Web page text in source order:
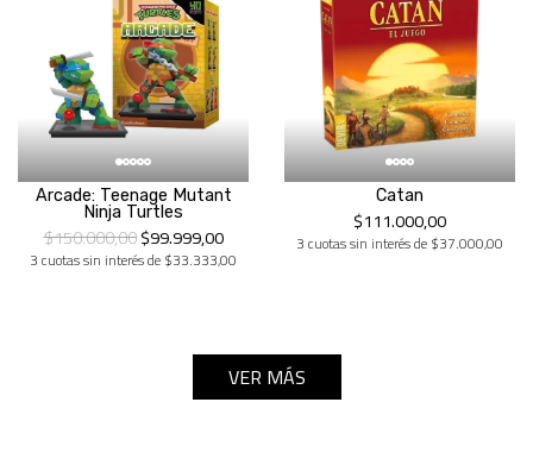
Arcade: Teenage Mutant
Ninja Turtles
$150.000,00$99.999,00
3 cuotas sin interés de $33.333,00
Catan
$111.000,00
3 cuotas sin interés de $37.000,00
VER MÁS